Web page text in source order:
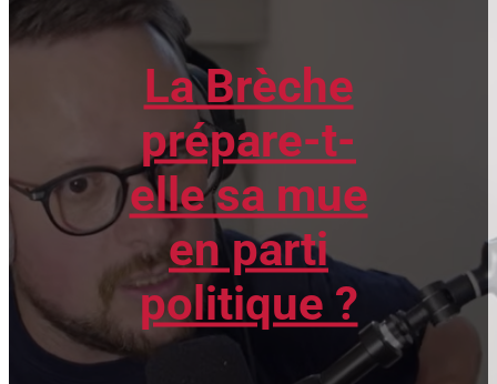
La Brèche
prépare-t-
elle sa mue
en parti
politique ?